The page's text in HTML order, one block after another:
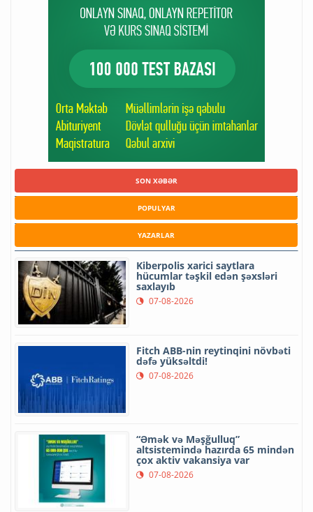
SON XƏBƏR
POPULYAR
YAZARLAR
Kiberpolis xarici saytlara
hücumlar təşkil edən şəxsləri
saxlayıb
07-08-2026
Fitch ABB-nin reytinqini növbəti
dəfə yüksəltdi!
07-08-2026
“Əmək və Məşğulluq”
altsistemində hazırda 65 mindən
çox aktiv vakansiya var
07-08-2026